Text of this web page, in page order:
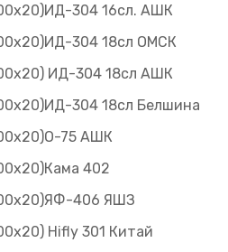
304 16сл. АШК
304 18сл ОМСК
ИД-304 18сл АШК
304 18сл Белшина
75 АШК
402
406 ЯШЗ
Hifly 301 Китай